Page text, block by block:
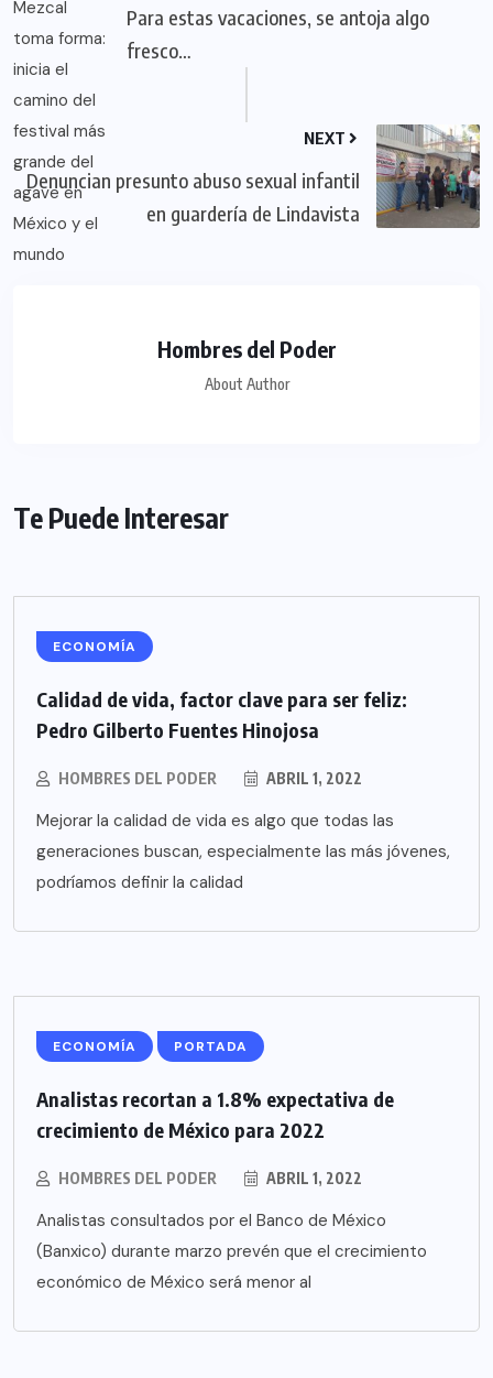
Para estas vacaciones, se antoja algo
fresco…
NEXT
Denuncian presunto abuso sexual infantil
en guardería de Lindavista
Hombres del Poder
About Author
Te Puede Interesar
ECONOMÍA
Calidad de vida, factor clave para ser feliz:
Pedro Gilberto Fuentes Hinojosa
HOMBRES DEL PODER ABRIL 1, 2022
Mejorar la calidad de vida es algo que todas las
generaciones buscan, especialmente las más jóvenes,
podríamos definir la calidad
ECONOMÍA PORTADA
Analistas recortan a 1.8% expectativa de
crecimiento de México para 2022
HOMBRES DEL PODER ABRIL 1, 2022
Analistas consultados por el Banco de México
(Banxico) durante marzo prevén que el crecimiento
económico de México será menor al